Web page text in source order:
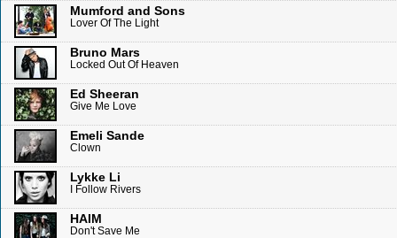
Mumford and Sons
Lover Of The Light
Bruno Mars
Locked Out Of Heaven
Ed Sheeran
Give Me Love
Emeli Sande
Clown
Lykke Li
I Follow Rivers
HAIM
Don't Save Me